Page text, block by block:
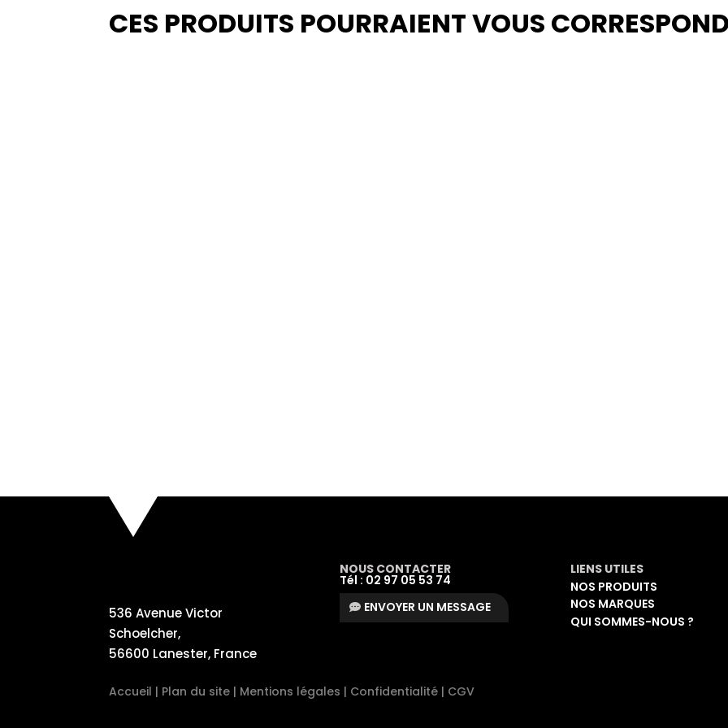
CES PRODUITS POURRAIENT VOUS
536 Avenue Victor
Schoelcher,
56600 Lanester, France
NOUS CONTACTER
Tél : 02 97 05 53 74
ENVOYER UN MESSAGE
LIENS UTILES
NOS PRODUITS
NOS MARQUES
QUI SOMMES-NOUS ?
Accueil | Plan du site | Mentions légales | Confidentialité | CGV